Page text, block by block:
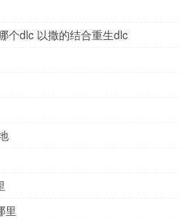
个dlc 以撒的结合重生dlc
里